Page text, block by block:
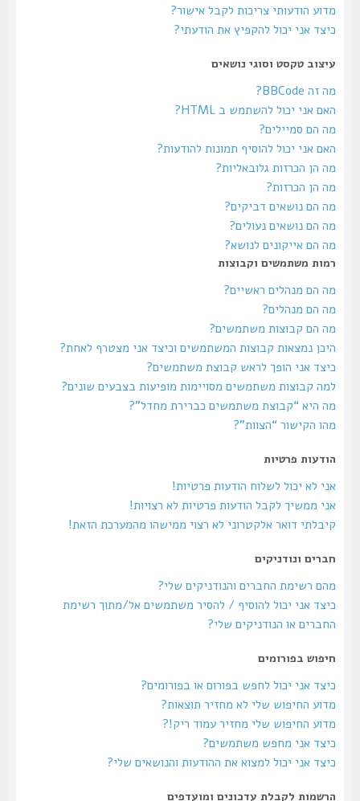
מדוע הודעותי צריכות לקבל אישור?
כיצד אני יכול להקפיץ את הודעתי?
עיצוב טקסט וסוגי נושאים
מה זה BBCode?
האם אני יכול להשתמש ב HTML?
מה הם סמיילים?
האם אני יכול להוסיף תמונות להודעות?
מה הן הכרזות גלובאליות?
מה הן הכרזות?
מה הם נושאים דביקים?
מה הם נושאים נעולים?
מה הם אייקונים לנושא?
רמות משתמשים וקבוצות
מה הם מנהלים ראשיים?
מה הם מנהלים?
מה הם קבוצות משתמשים?
היכן נמצאות קבוצות המשתמשים וכיצד אני מצטרף לאחת?
כיצד אני הופך לראש קבוצת משתמשים?
למה קבוצות משתמשים מסויימות מופיעות בצבעים שונים?
מה היא “קבוצת משתמשים כברירת מחדל”?
מהו הקישור “הצוות”?
הודעות פרטיות
אני לא יכול לשלוח הודעות פרטיות!
אני ממשיך לקבל הודעות פרטיות לא רצויות!
קיבלתי דואר אלקטרוני לא רצוי ממישהו מהמערכת הזאת!
חברים ונודניקים
מהם רשימת החברים והנודניקים שלי?
כיצד אני יכול להוסיף / להסיר משתמשים אל/מתוך רשימת
החברים או הנודניקים שלי?
חיפוש בפורומים
כיצד אני יכול לחפש בפורום או בפורומים?
מדוע החיפוש שלי לא מחזיר תוצאות?
מדוע החיפוש שלי מחזיר עמוד ריק!?
כיצד אני מחפש משתמשים?
כיצד אני יכול למצוא את ההודעות והנושאים שלי?
הרשמות לקבלת עדכונים ומועדפים